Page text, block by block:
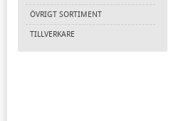
ÖVRIGT SORTIMENT
TILLVERKARE